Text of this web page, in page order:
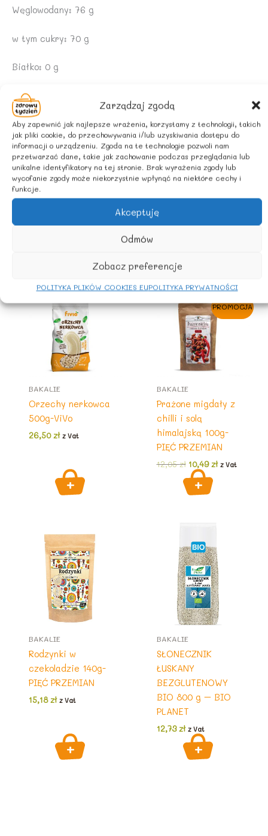
Zarządzaj zgodą
Aby zapewnić jak najlepsze wrażenia, korzystamy z technologii, takich
jak pliki cookie, do przechowywania i/lub uzyskiwania dostępu do
informacji o urządzeniu. Zgoda na te technologie pozwoli nam
przetwarzać dane, takie jak zachowanie podczas przeglądania lub
unikalne identyfikatory na tej stronie. Brak wyrażenia zgody lub
wycofanie zgody może niekorzystnie wpłynąć na niektóre cechy i
funkcje.
Akceptuję
Odmów
Zobacz preferencje
POLITYKA PLIKÓW COOKIES EUPOLITYKA PRYWATNOŚCI
Węglowodany: 76 g
w tym cukry: 70 g
Białko: 0 g
Sól: <0,4 g
ZALECANE WARUNKI PRZECHOWYWANIA
Przechowywać w suchym i chłodnym miejscu.Po
otwarciu przechowywać w lodówce.
POCHODZENIE SKŁADNIKÓW
Rolnictwo UE/spoza UE
Podobne produkty
BAKALIE
Orzechy nerkowca
500g-ViVo
26,50zł z Vat
PROMOCJA
BAKALIE
Prażone migdały z
chilli i solą
himalajską 100g-
PIĘĆ PRZEMIAN
12,05zł Pierwotna
cena
wynosiła:
12,05 zł.
10,49złAktualna
z Vat
BAKALIE
Rodzynki w
czekoladzie 140g-
PIĘĆ PRZEMIAN
15,18zł z Vat
BAKALIE
SŁONECZNIK
ŁUSKANY
BEZGLUTENOWY
BIO 800 g – BIO
PLANET
12,73zł z Vat